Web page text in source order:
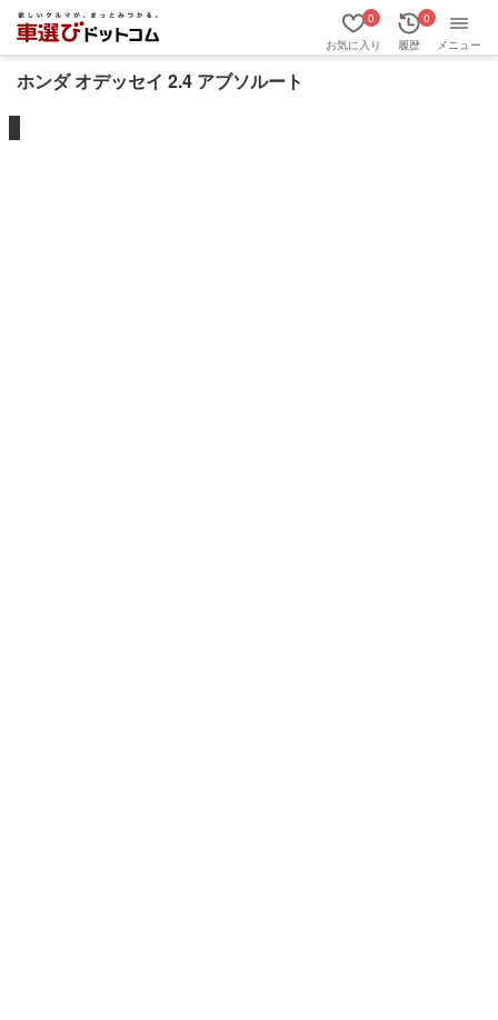
お気に入り
0
履歴
0
メニュー
ホンダ オデッセイ 2.4 アブソルート